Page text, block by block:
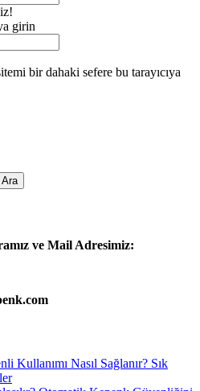
girin
bir dahaki sefere bu tarayıcıya
ve Mail Adresimiz:
Kullanımı Nasıl Sağlanır? Sık